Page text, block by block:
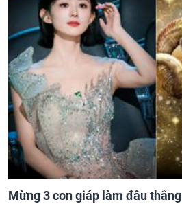
Mừng 3 con giáp làm đâu